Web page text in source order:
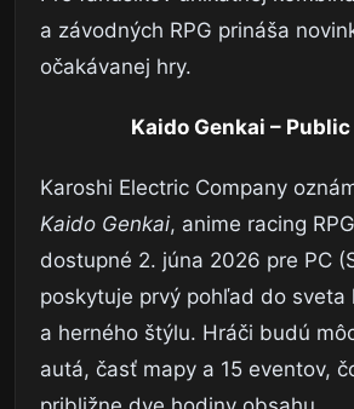
a závodných RPG prináša
očakávanej hry.
Kaido Genkai – Public
Karoshi Electric Company
Kaido Genkai, anime racing
dostupné 2. júna 2026 pre PC
poskytuje prvý pohľad do sveta
a herného štýlu. Hráči budú
autá, časť mapy a 15 eventov,